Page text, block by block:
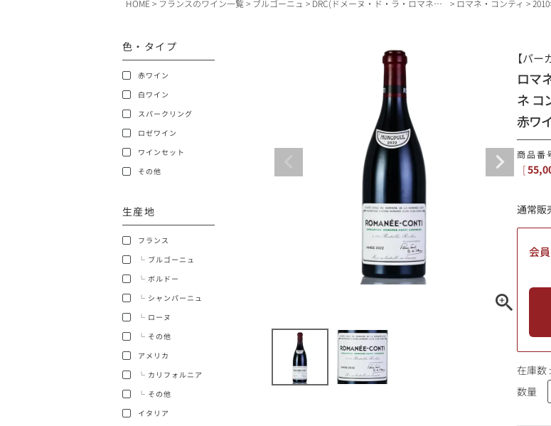
勝田商店について
ギフトラッピング
ブルゴーニュ
ローヌ その他
赤ワイン
スパークリング
価格帯から探す
10,000円〜39,999
80,000円〜99,999円
お得な情報を受け取る
HOME フランスのワイン一覧 ブルゴーニュ DRC(ドメーヌ・ド・ラ・ロマネ・コンティ) ロマネ・コンティ
色・タイプ
赤ワイン
白ワイン
スパークリング
ロゼワイン
ワインセット
その他
生産地
フランス
└ ブルゴーニュ
└ ボルドー
└ シャンパーニュ
└ ローヌ
└ その他
アメリカ
└ カリフォルニア
└ その他
イタリア
【パー
ロマ
ネ コ
赤ワ
商品番
[
通常販
会
在庫数
数量